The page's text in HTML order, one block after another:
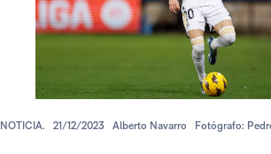
NOTICIA. 21/12/2023 Alberto Navarro Fotógrafo: